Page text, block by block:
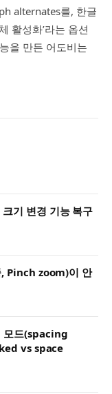
alternates를, 한글
활성화’라는 옵션
을 만든 어도비는
기 변경 기능 복구
Pinch zoom)이 안
모드(spacing
vs space